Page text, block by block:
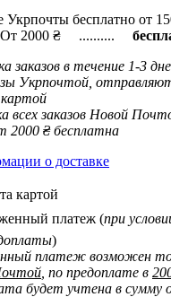
2000 ₴ ..........
заказов в течение 1-3
Укрпочтой,
всех заказов Новой
2000 ₴ бесплатна
о доставке
картой
платеж (при
)
платеж возможен
, по предоплате в
будет учтена в сумму